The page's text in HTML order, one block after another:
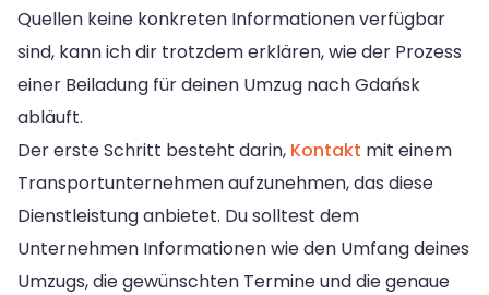
Quellen keine konkreten Informationen verfügbar
sind, kann ich dir trotzdem erklären, wie der Prozess
einer Beiladung für deinen Umzug nach Gdańsk
abläuft.
Der erste Schritt besteht darin, Kontakt mit einem
Transportunternehmen aufzunehmen, das diese
Dienstleistung anbietet. Du solltest dem
Unternehmen Informationen wie den Umfang deines
Umzugs, die gewünschten Termine und die genaue